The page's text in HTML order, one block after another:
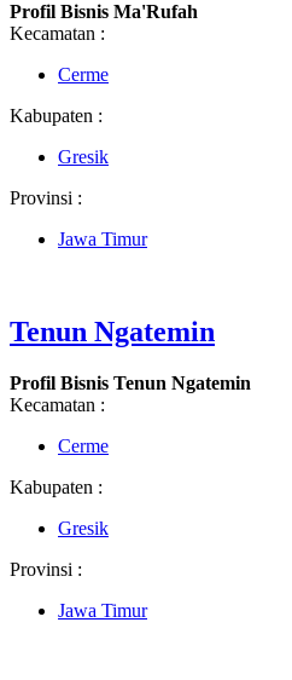
Profil Bisnis Ma'Rufah
Kecamatan :
Cerme
Kabupaten :
Gresik
Provinsi :
Jawa Timur
Tenun Ngatemin
Profil Bisnis Tenun Ngatemin
Kecamatan :
Cerme
Kabupaten :
Gresik
Provinsi :
Jawa Timur